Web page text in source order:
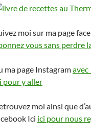
moi sur ma page
vous sans perdre
ma page Instagram
pour y aller
moi ainsi que
Ici ici pour nous